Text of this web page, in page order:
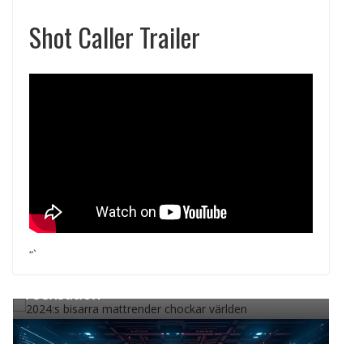
Shot Caller Trailer
“`
← Previous
l sensation**